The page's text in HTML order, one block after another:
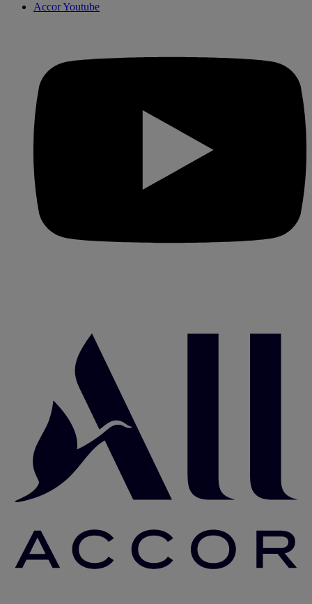
Accor Youtube